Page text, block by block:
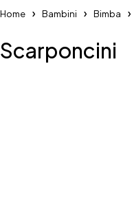
Home Bambini Bimba
Scarponcini